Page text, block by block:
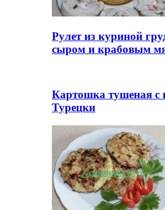
Рулет из куриной
сыром и крабовым
Картошка тушеная с
Турецки